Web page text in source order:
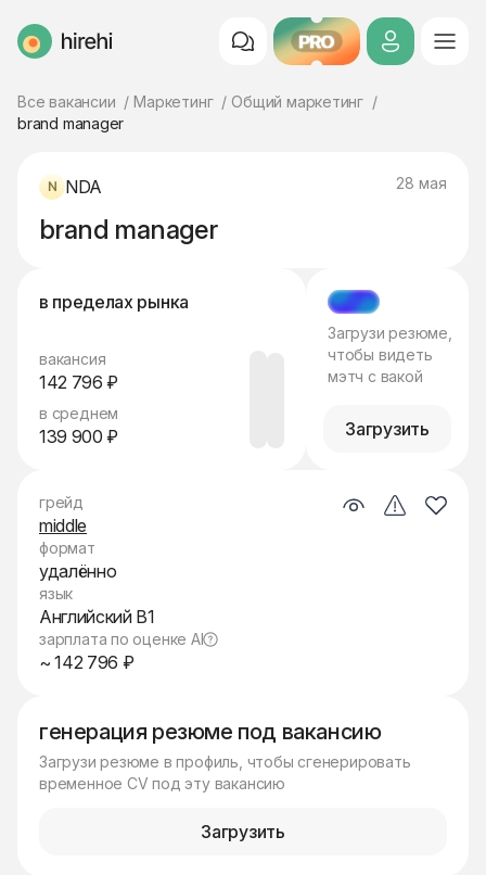
HireHi PRO
Все вакансии Маркетинг
Общий маркетинг
brand manager
NDA 28 мая
brand manager
в пределах рынка
вакансия
142 796 ₽
в среднем
139 900 ₽
МЭТЧ
Загрузи резюме,
чтобы видеть
мэтч с вакой
Загрузить
генерация резюме под вакансию
Загрузи резюме в профиль, чтобы сгенерировать
временное CV под эту вакансию
Загрузить
грейд
middle
формат
удалённо
язык
Английский B1
зарплата по оценке AI
~ 142 796 ₽